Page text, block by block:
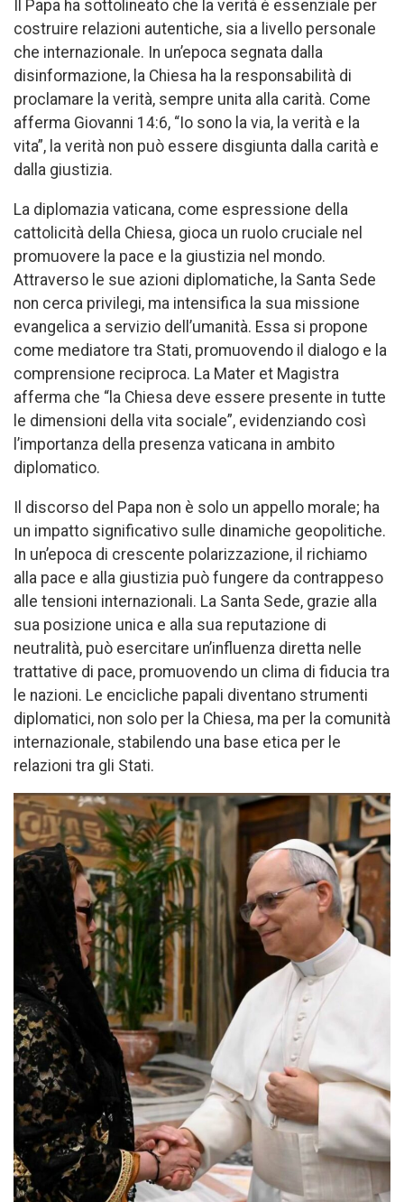
Il Papa ha sottolineato che la verità è essenziale per
costruire relazioni autentiche, sia a livello personale
che internazionale. In un’epoca segnata dalla
disinformazione, la Chiesa ha la responsabilità di
proclamare la verità, sempre unita alla carità. Come
afferma Giovanni 14:6, “Io sono la via, la verità e la
vita”, la verità non può essere disgiunta dalla carità e
dalla giustizia.
La diplomazia vaticana, come espressione della
cattolicità della Chiesa, gioca un ruolo cruciale nel
promuovere la pace e la giustizia nel mondo.
Attraverso le sue azioni diplomatiche, la Santa Sede
non cerca privilegi, ma intensifica la sua missione
evangelica a servizio dell’umanità. Essa si propone
come mediatore tra Stati, promuovendo il dialogo e la
comprensione reciproca. La Mater et Magistra
afferma che “la Chiesa deve essere presente in tutte
le dimensioni della vita sociale”, evidenziando così
l’importanza della presenza vaticana in ambito
diplomatico.
Il discorso del Papa non è solo un appello morale; ha
un impatto significativo sulle dinamiche geopolitiche.
In un’epoca di crescente polarizzazione, il richiamo
alla pace e alla giustizia può fungere da contrappeso
alle tensioni internazionali. La Santa Sede, grazie alla
sua posizione unica e alla sua reputazione di
neutralità, può esercitare un’influenza diretta nelle
trattative di pace, promuovendo un clima di fiducia tra
le nazioni. Le encicliche papali diventano strumenti
diplomatici, non solo per la Chiesa, ma per la comunità
internazionale, stabilendo una base etica per le
relazioni tra gli Stati.